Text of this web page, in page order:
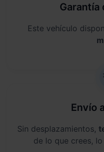
Garantía
Este vehículo
Envío
Sin desplazamientos,
de lo que crees,